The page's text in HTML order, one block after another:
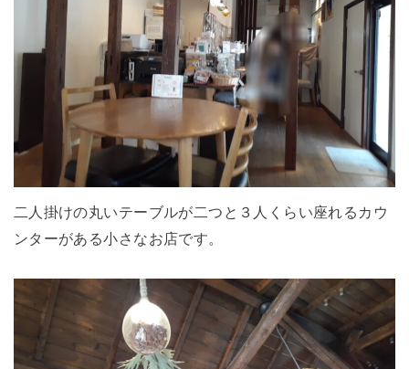
二人掛けの丸いテーブルが二つと３人くらい座れるカウ
ンターがある小さなお店です。